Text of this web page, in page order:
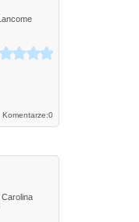
Lancome
Komentarze:0
Carolina